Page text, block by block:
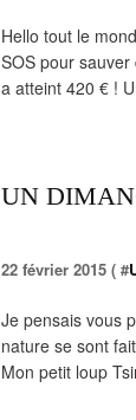
Hello tout le
SOS pour
a atteint 420 € !
UN
22 février 2015 ( #
Je pensais vous
nature se sont
Mon petit loup